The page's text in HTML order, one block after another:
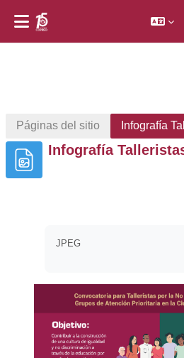
Páginas del sitio Infografía
Infografía
JPEG